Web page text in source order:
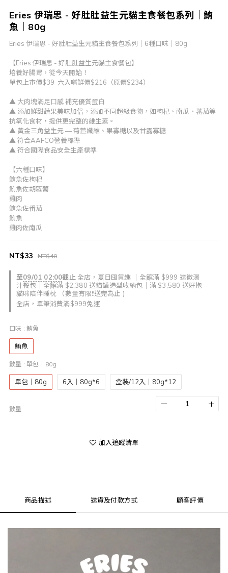
Eries 伊瑞思 - 好肚肚益生元貓主食餐包系列｜鮪
魚｜80g
Eries 伊瑞思 - 好肚肚益生元貓主食餐包系列｜6種口味｜80g
【Eries 伊瑞思 - 好肚肚益生元貓主食餐包】
培養好腸胃，從今天開始！
單包上市價$39  六入嚐鮮價$216（原價$234）
▲ 大肉塊滿足口感 補充優質蛋白
▲ 添加鮮甜蔬果美味加倍，添加不同超級食物，如枸杞、南瓜、蕃茄等
抗氧化食材，提供更完整的維生素。
▲ 黃金三角益生元 — 菊苣纖維、果寡糖以及甘露寡糖
▲ 符合AAFCO營養標準
▲ 符合國際食品安全生產標準
【六種口味】
鮪魚佐枸杞
鮪魚佐胡蘿蔔
雞肉
鮪魚佐番茄
鮪魚
雞肉佐南瓜
至09/01 02:00截止 全店，夏日囤貨趣 ｜全館滿 $999 送微湯
汁餐包｜全館滿 $2,380 送貓罐造型收納包｜滿 $3,580 送好抱
貓咪陪伴睡枕 （數量有限❗送完為止 )
全店，單筆消費滿$999免運
NT$40
NT$33
口味 : 鮪魚
鮪魚
數量 : 單包｜80g
單包｜80g 6入｜80g*6 盒裝/12入｜80g*12
數量
加入追蹤清單
商品描述 送貨及付款方式 顧客評價